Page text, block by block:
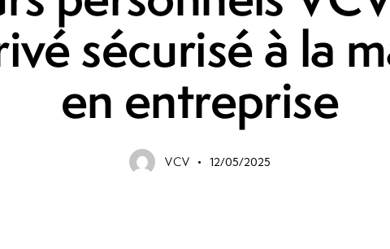
sécurisé à la
en entreprise
VCV 12/05/2025